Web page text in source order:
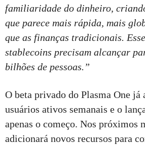
familiaridade do dinheiro,
que parece mais rápida, mais
que as finanças tradicionais.
stablecoins precisam alcançar
bilhões de pessoas.”
O beta privado do Plasma One já
usuários ativos semanais e o
apenas o começo. Nos próximos
adicionará novos recursos para